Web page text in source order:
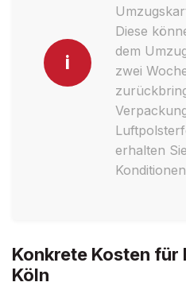
i
Diese
dem
zwei
erhalten
Konkrete Kosten für
Köln